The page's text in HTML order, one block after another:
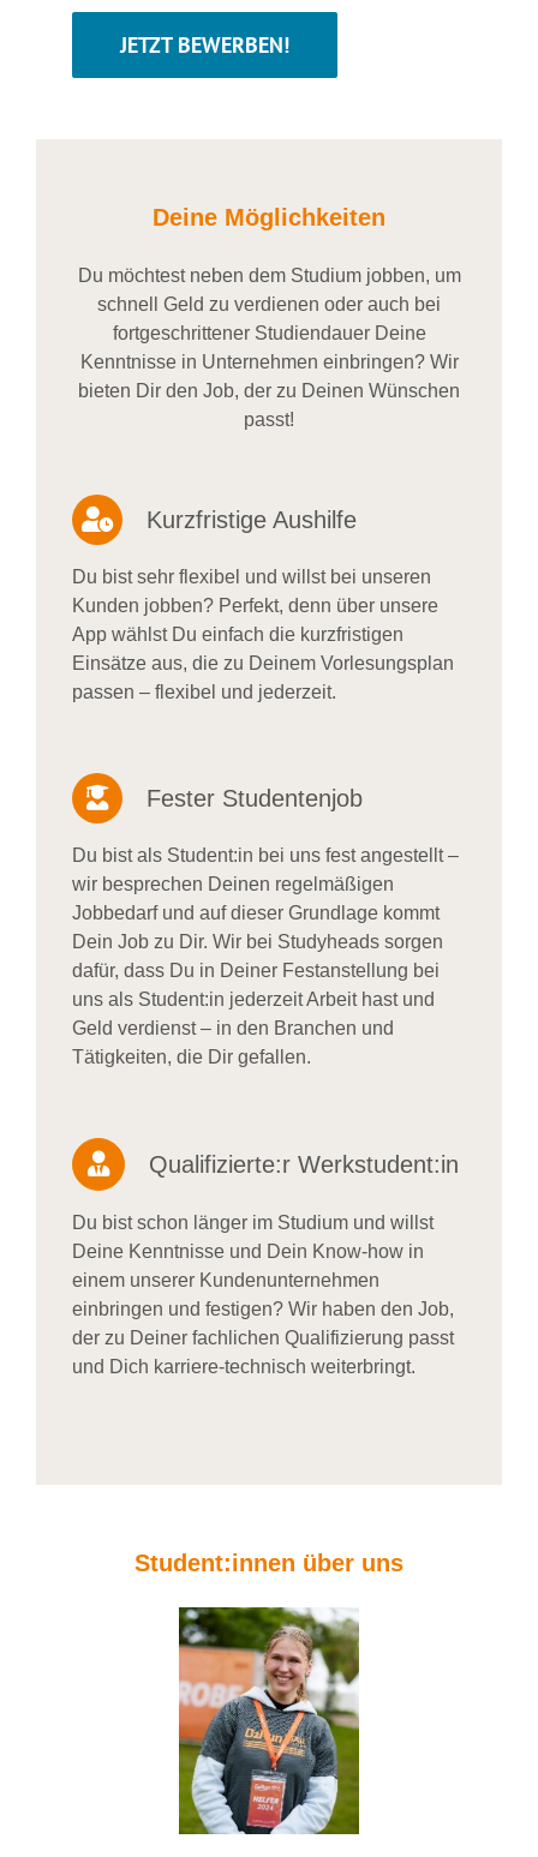
JETZT BEWERBEN!
Deine Möglichkeiten
Du möchtest neben dem Studium jobben, um
schnell Geld zu verdienen oder auch bei
fortgeschrittener Studiendauer Deine
Kenntnisse in Unternehmen einbringen? Wir
bieten Dir den Job, der zu Deinen Wünschen
passt!
Kurzfristige Aushilfe
Du bist sehr flexibel und willst bei unseren
Kunden jobben? Perfekt, denn über unsere
App wählst Du einfach die kurzfristigen
Einsätze aus, die zu Deinem Vorlesungsplan
passen – flexibel und jederzeit.
Fester Studentenjob
Du bist als Student:in bei uns fest angestellt –
wir besprechen Deinen regelmäßigen
Jobbedarf und auf dieser Grundlage kommt
Dein Job zu Dir. Wir bei Studyheads sorgen
dafür, dass Du in Deiner Festanstellung bei
uns als Student:in jederzeit Arbeit hast und
Geld verdienst – in den Branchen und
Tätigkeiten, die Dir gefallen.
Qualifizierte:r Werkstudent:in
Du bist schon länger im Studium und willst
Deine Kenntnisse und Dein Know-how in
einem unserer Kundenunternehmen
einbringen und festigen? Wir haben den Job,
der zu Deiner fachlichen Qualifizierung passt
und Dich karriere-technisch weiterbringt.
Student:innen über uns